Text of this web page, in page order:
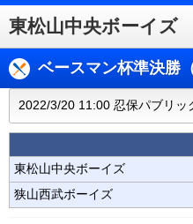
東松山中央ボーイズ
ベースマン杯準決勝
2022/3/20 11:00 忍保パブリッ
東松山中央ボーイズ
狭山西武ボーイズ